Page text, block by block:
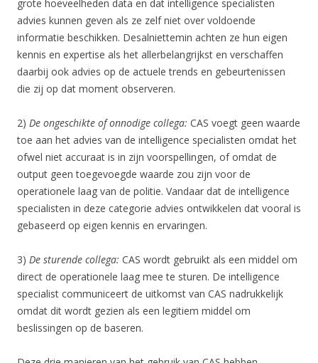
grote hoeveelheden data en dat intelligence specialisten
advies kunnen geven als ze zelf niet over voldoende
informatie beschikken. Desalniettemin achten ze hun eigen
kennis en expertise als het allerbelangrijkst en verschaffen
daarbij ook advies op de actuele trends en gebeurtenissen
die zij op dat moment observeren.
2) De ongeschikte of onnodige collega: CAS voegt geen waarde
toe aan het advies van de intelligence specialisten omdat het
ofwel niet accuraat is in zijn voorspellingen, of omdat de
output geen toegevoegde waarde zou zijn voor de
operationele laag van de politie. Vandaar dat de intelligence
specialisten in deze categorie advies ontwikkelen dat vooral is
gebaseerd op eigen kennis en ervaringen.
3) De sturende collega: CAS wordt gebruikt als een middel om
direct de operationele laag mee te sturen. De intelligence
specialist communiceert de uitkomst van CAS nadrukkelijk
omdat dit wordt gezien als een legitiem middel om
beslissingen op de baseren.